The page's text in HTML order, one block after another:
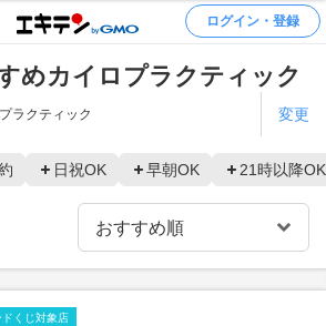
ログイン・登録
めカイロプラクティック
ラクティック 変更
日祝OK 早朝OK 21時以降OK
くじ対象店